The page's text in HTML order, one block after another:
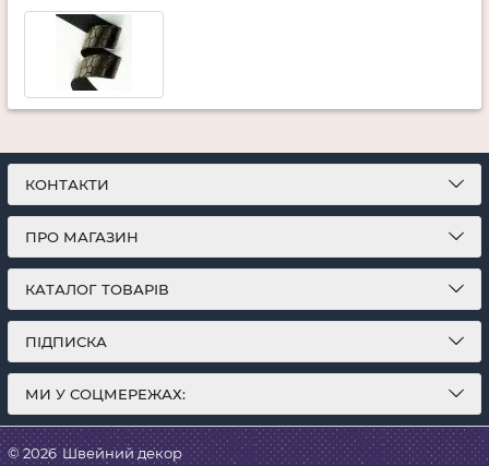
КОНТАКТИ
ПРО МАГАЗИН
КАТАЛОГ ТОВАРІВ
ПІДПИСКА
МИ У СОЦМЕРЕЖАХ:
© 2026 Швейний декор